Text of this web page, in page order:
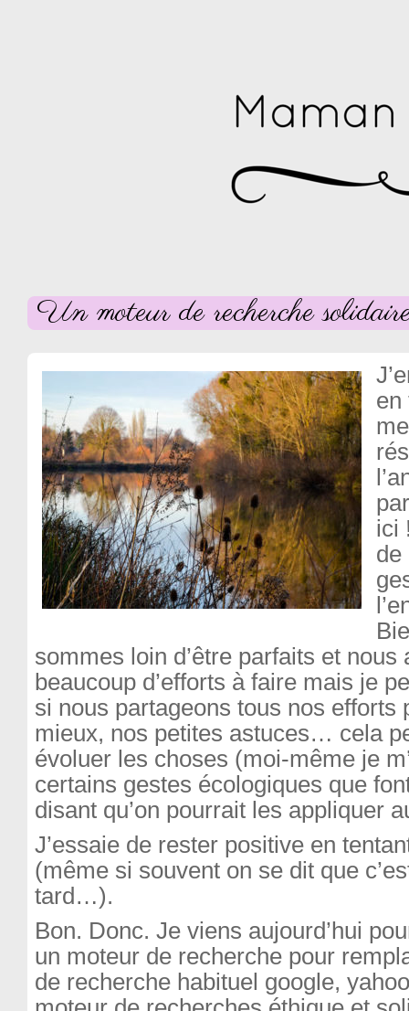
Un moteur de recherche
en
ici
de
sommes loin d’être parfaits et nous
beaucoup d’efforts à faire mais je
si nous partageons tous nos efforts
mieux, nos petites astuces… cela
évoluer les choses (moi-même je
certains gestes écologiques que
disant qu’on pourrait les appliquer
J’essaie de rester positive en
(même si souvent on se dit que
tard…).
Bon. Donc. Je viens aujourd’hui
un moteur de recherche pour
de recherche habituel google,